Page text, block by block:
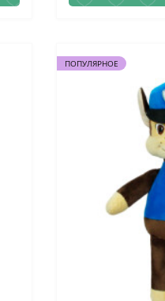
ПОПУЛЯРНОЕ